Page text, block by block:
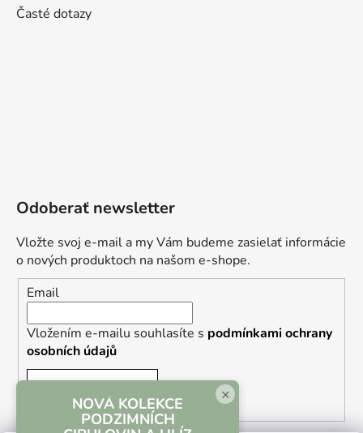
Časté dotazy
Odoberať newsletter
Vložte svoj e-mail a my Vám budeme zasielať informácie
o nových produktoch na našom e-shope.
Email
Vložením e-mailu souhlasíte s podmínkami ochrany
osobních údajů
×
NOVÁ KOLEKCE
PODZIMNÍCH